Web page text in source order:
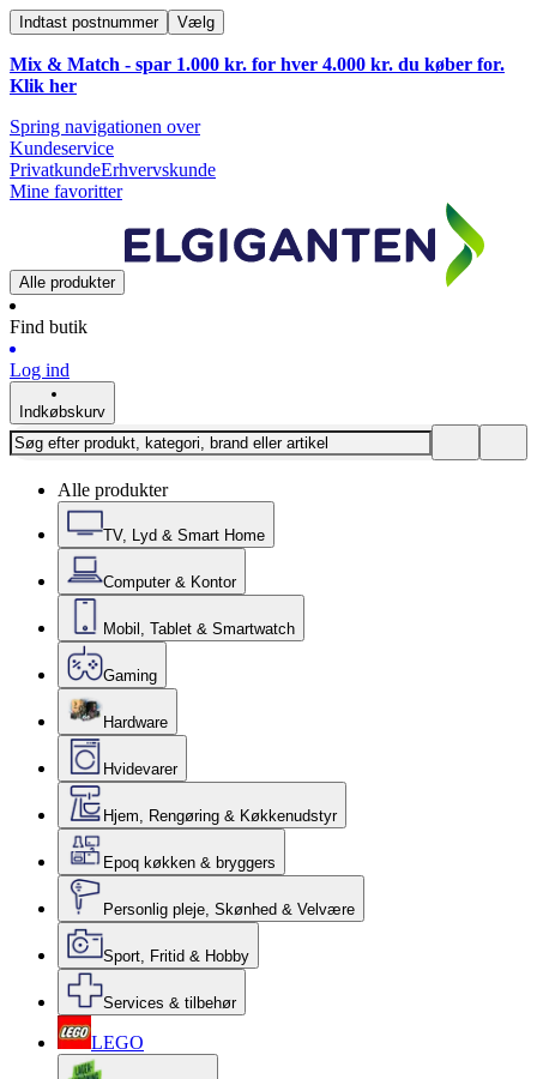
Indtast postnummer Vælg
Mix & Match - spar 1.000 kr. for hver 4.000 kr. du køber for.
Klik her
Spring navigationen over
Kundeservice
PrivatkundeErhvervskunde
Mine favoritter
Alle produkter
Find butik
Log ind
Indkøbskurv
Alle produkter
TV, Lyd & Smart Home
Computer & Kontor
Mobil, Tablet & Smartwatch
Gaming
Hardware
Hvidevarer
Hjem, Rengøring & Køkkenudstyr
Epoq køkken & bryggers
Personlig pleje, Skønhed & Velvære
Sport, Fritid & Hobby
Services & tilbehør
LEGO